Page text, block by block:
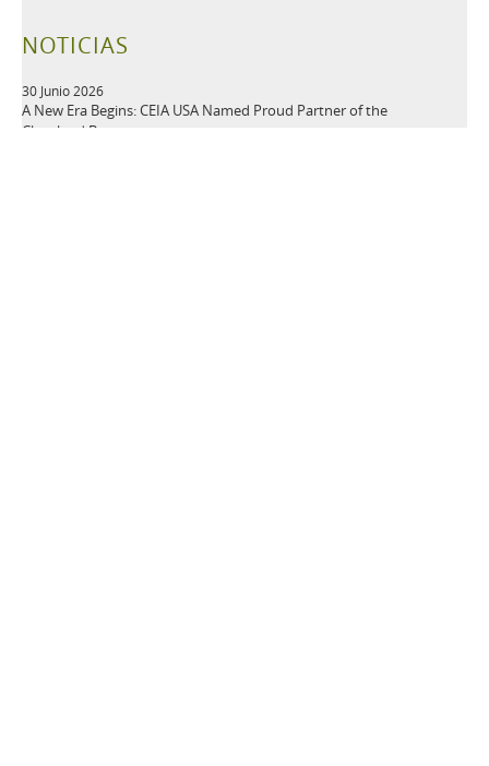
NOTICIAS
30 Junio 2026
A New Era Begins: CEIA USA Named Proud Partner of the
Cleveland Browns